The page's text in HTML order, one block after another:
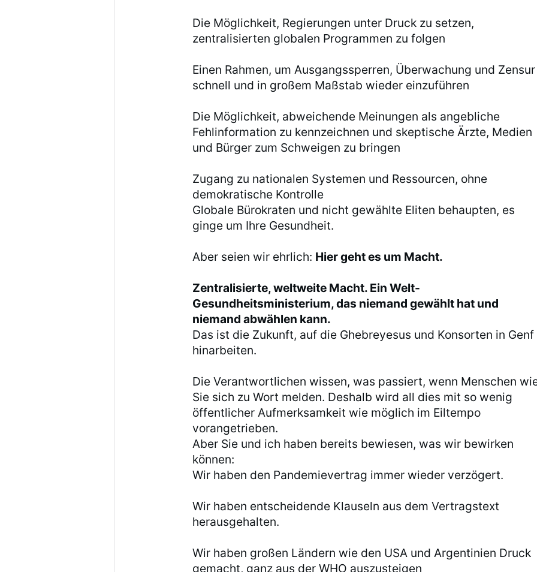
Die Möglichkeit, Regierungen unter Druck zu setzen,
zentralisierten globalen Programmen zu folgen
Einen Rahmen, um Ausgangssperren, Überwachung und Zensur
schnell und in großem Maßstab wieder einzuführen
Die Möglichkeit, abweichende Meinungen als angebliche
Fehlinformation zu kennzeichnen und skeptische Ärzte, Medien
und Bürger zum Schweigen zu bringen
Zugang zu nationalen Systemen und Ressourcen, ohne
demokratische Kontrolle
Globale Bürokraten und nicht gewählte Eliten behaupten, es
ginge um Ihre Gesundheit.
Aber seien wir ehrlich: Hier geht es um Macht.
Zentralisierte, weltweite Macht. Ein Welt-
Gesundheitsministerium, das niemand gewählt hat und
niemand abwählen kann.
Das ist die Zukunft, auf die Ghebreyesus und Konsorten in Genf
hinarbeiten.
Die Verantwortlichen wissen, was passiert, wenn Menschen
Sie sich zu Wort melden. Deshalb wird all dies mit so wenig
öffentlicher Aufmerksamkeit wie möglich im Eiltempo
vorangetrieben.
Aber Sie und ich haben bereits bewiesen, was wir bewirken
können:
Wir haben den Pandemievertrag immer wieder verzögert.
Wir haben entscheidende Klauseln aus dem Vertragstext
herausgehalten.
Wir haben großen Ländern wie den USA und Argentinien Druck
gemacht, ganz aus der WHO auszusteigen